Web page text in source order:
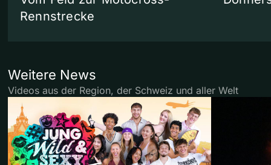
Rennstrecke
Weitere News
Videos aus der Region, der Schweiz und aller Welt